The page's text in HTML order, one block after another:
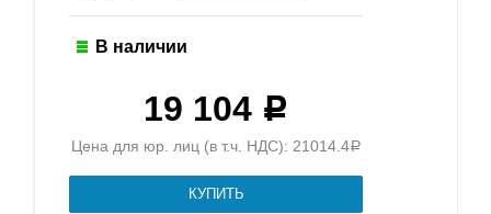
В наличии
19 104 Р
Цена для юр. лиц (в т.ч. НДС): 21014.4Р